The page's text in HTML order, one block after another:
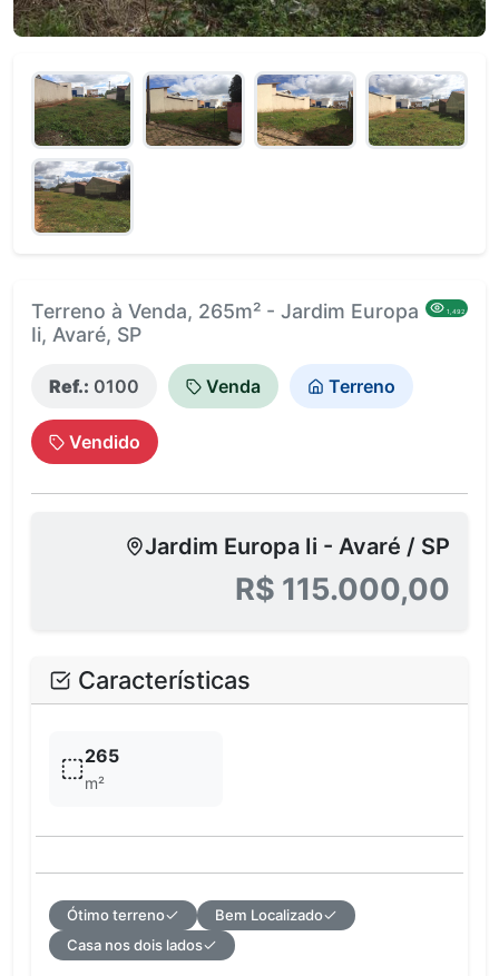
Terreno à Venda, 265m² - Jardim Europa
Ii, Avaré, SP
1,492
Ref.: 0100 Venda Terreno
Vendido
Jardim Europa Ii - Avaré / SP
R$ 115.000,00
Características
265
m²
Ótimo terreno
Bem Localizado
Casa nos dois lados